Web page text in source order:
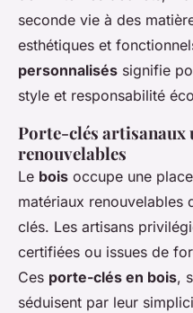
seconde vie à des
esthétiques et
personnalisés signifie
style et responsabilité
Porte-clés artisanaux
renouvelables
Le bois occupe une
matériaux renouvelables
clés. Les artisans
certifiées ou issues de
Ces porte-clés en bois,
séduisent par leur